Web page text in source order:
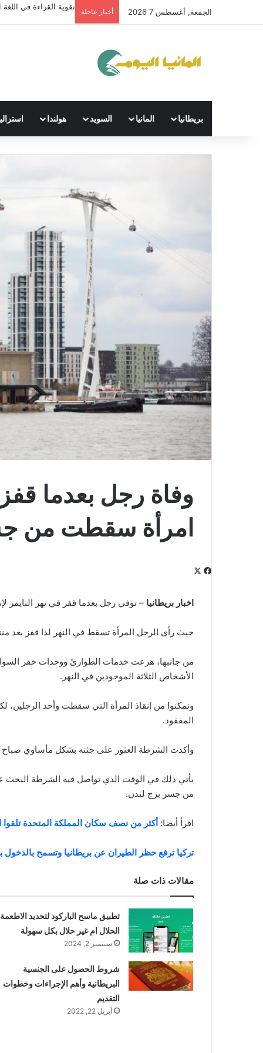
الجمعة, أغسطس 7 2026 أخبار عاجلة
تقوية القراءة في اللغة
بريطانيا المانيا السويد هولندا
وفاة رجل بعدما قفز
امرأة سقطت من
فيسبوك
اخبار بريطانيا – توفي رجل بعدما قفز في نهر
حيث رأى الرجل المرأة تسقط في النهر لذا قفز بعد
من جانبها، هرعت خدمات الطوارئ ووحدات خفر
الأشخاص الثلاثة الموجودين في النهر.
وتمكنوا من إنقاذ المرأة التي سقطت وأحد
المفقود.
وأكدت الشرطة العثور على جثته بشكل مأساوي صباح
يأتي ذلك في الوقت الذي تواصل فيه الشرطة
من جسر برج لندن.
اقرأ أيضا: أكثر من نصف سكان المملكة المتحدة تلقوا
تركيا ترفع حظر الطيران عن بريطانيا وتسمح بالدخول
مقالات ذات صلة
تطبيق ماسح الباركود لتحديد الاطعمة
الحلال ام غير حلال بكل سهولة
سبتمبر 2, 2024
شروط الحصول على الجنسية
البريطانية وأهم الإجراءات وخطوات
التقديم
أبريل 22, 2022